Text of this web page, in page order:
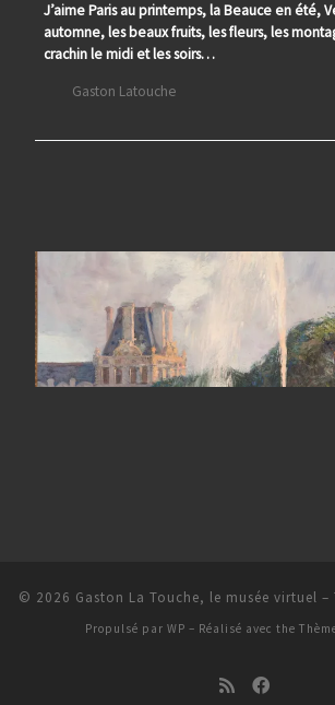
J’aime Paris au printemps, la Beauce en été,
automne, les beaux fruits, les fleurs, les
crachin le midi et les soirs…
Gaston Latouche
© 2026 Gaston La Touche, le musée virtuel –
Propulsé par WP – Réalisé avec the